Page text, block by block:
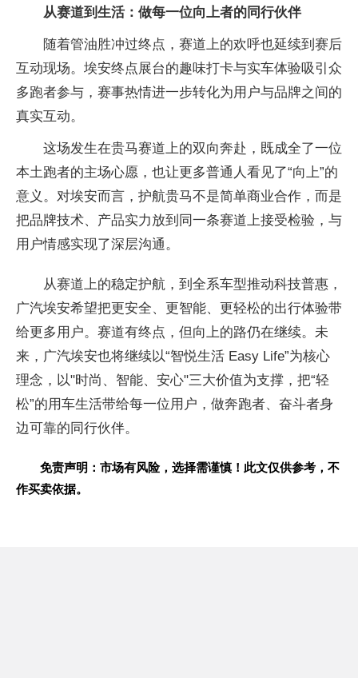
从赛道到生活：做每一位向上者的同行伙伴
随着管油胜冲过终点，赛道上的欢呼也延续到赛后
互动现场。埃安终点展台的趣味打卡与实车体验吸引众
多跑者参与，赛事热情进一步转化为用户与品牌之间的
真实互动。
这场发生在贵马赛道上的双向奔赴，既成全了一位
本土跑者的主场心愿，也让更多普通人看见了“向上”的
意义。对埃安而言，护航贵马不是简单商业合作，而是
把品牌技术、产品实力放到同一条赛道上接受检验，与
用户情感实现了深层沟通。
从赛道上的稳定护航，到全系车型推动科技普惠，
广汽埃安希望把更安全、更智能、更轻松的出行体验带
给更多用户。赛道有终点，但向上的路仍在继续。未
来，广汽埃安也将继续以“智悦生活 Easy Life”为核心
理念，以"时尚、智能、安心"三大价值为支撑，把“轻
松”的用车生活带给每一位用户，做奔跑者、奋斗者身
边可靠的同行伙伴。
免责声明：市场有风险，选择需谨慎！此文仅供参考，不
作买卖依据。